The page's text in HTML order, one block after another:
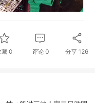
藏 0 评论 0 分享126